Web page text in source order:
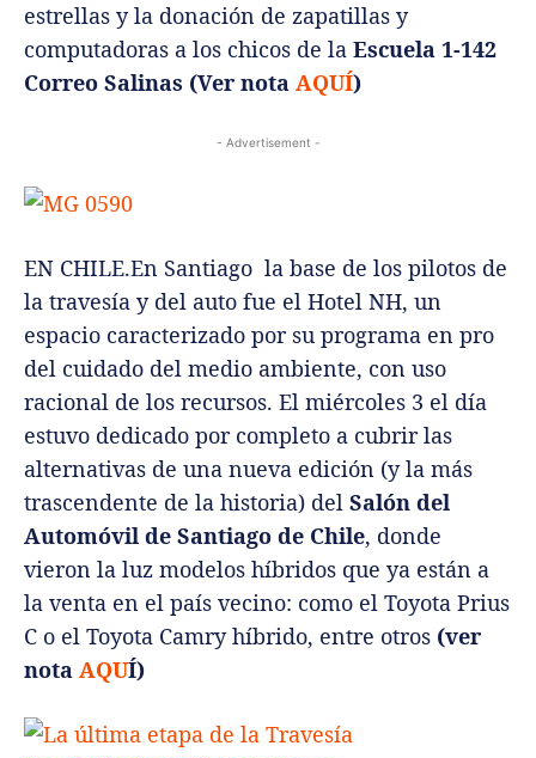
estrellas y la donación de zapatillas y
computadoras a los chicos de la Escuela 1-142
Correo Salinas (Ver nota AQUÍ)
- Advertisement -
EN CHILE.En Santiago la base de los pilotos de
la travesía y del auto fue el Hotel NH, un
espacio caracterizado por su programa en pro
del cuidado del medio ambiente, con uso
racional de los recursos. El miércoles 3 el día
estuvo dedicado por completo a cubrir las
alternativas de una nueva edición (y la más
trascendente de la historia) del Salón del
Automóvil de Santiago de Chile, donde
vieron la luz modelos híbridos que ya están a
la venta en el país vecino: como el Toyota Prius
C o el Toyota Camry híbrido, entre otros (ver
nota AQUÍ)